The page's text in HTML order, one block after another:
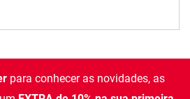
para conhecer as novidades, as